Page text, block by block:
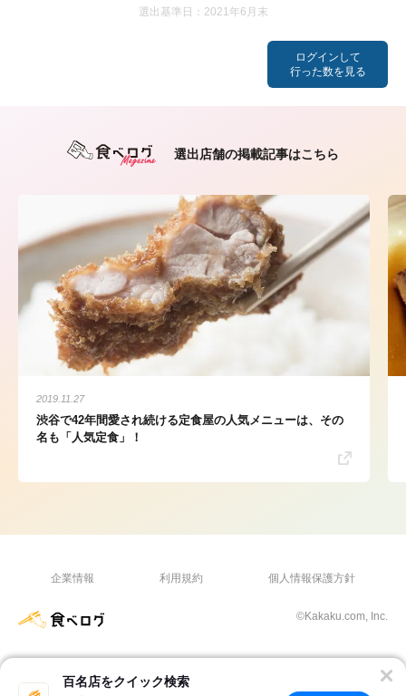
百名店をクイック検索
ログインして
行った数を見る
選出基準日：2021年6月末
選出店舗の掲載記事はこちら
2019.11.27
渋谷で42年間愛され続ける定食屋の人気メニューは、その
名も「人気定食」！
企業情報 利用規約 個人情報保護方針
©Kakaku.com, Inc.